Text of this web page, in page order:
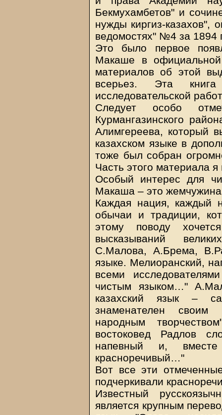
Бекмухамбетов" и
нужды киргиз-казахов",
ведомостях" №4 за 1894
Это было первое
Макаше в
материалов об этой
всерьез. Эта
исследовательской
Следует особо
Курмангазинского
Алимгереева, который
казахском языке в
тоже был собран
Часть этого материала
Особый интерес для
Макаша – это жемчужина
Каждая нация, каждый
обычаи и традиции,
этому поводу
высказываний
С.Малова, А.Брема,
языке. Мелиоранский,
всеми
чистым языком…"
казахский язык –
знаменателен своим
народным
востоковед Радлов
напевный и,
красноречивый…"
Вот все эти
подчеркивали
Известный
является крупным